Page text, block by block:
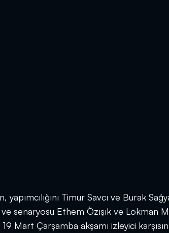
Timur Savcı ve Burak
senaryosu Ethem Özışık ve Lokman
Mart Çarşamba akşamı izleyici